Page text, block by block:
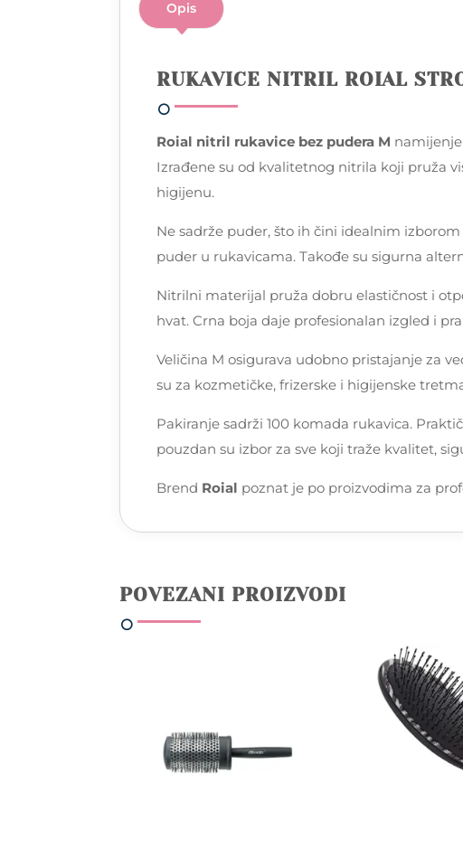
Opis
RUKAVICE NITRIL ROIAL
Roial nitril rukavice bez pudera M
Izrađene su od kvalitetnog nitrila koji pruža
higijenu.
Ne sadrže puder, što ih čini idealnim
puder u rukavicama. Takođe su sigurna
Nitrilni materijal pruža dobru elastičnost i
hvat. Crna boja daje profesionalan izgled i
Veličina M osigurava udobno pristajanje za
su za kozmetičke, frizerske i higijenske
Pakiranje sadrži 100 komada rukavica.
pouzdan su izbor za sve koji traže kvalitet,
Brend Roial poznat je po proizvodima za
POVEZANI PROIZVODI